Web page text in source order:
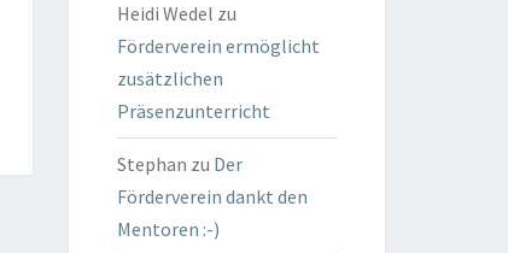
Heidi Wedel zu
Förderverein ermöglicht
zusätzlichen
Präsenzunterricht
Stephan zu Der
Förderverein dankt den
Mentoren :-)